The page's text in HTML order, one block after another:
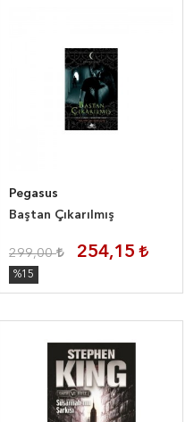
Pegasus
Baştan Çıkarılmış
299,00 254,15
%15